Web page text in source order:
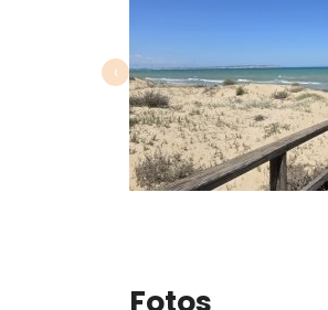
‹
Fotos